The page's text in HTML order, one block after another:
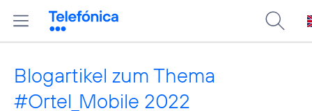
Blogartikel zum Thema
#Ortel_Mobile 2022